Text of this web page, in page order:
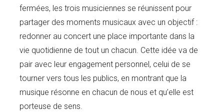
fermées, les trois musiciennes se réunissent pour
partager des moments musicaux avec un objectif :
redonner au concert une place importante dans la
vie quotidienne de tout un chacun. Cette idée va de
pair avec leur engagement personnel, celui de se
tourner vers tous les publics, en montrant que la
musique résonne en chacun de nous et qu’elle est
porteuse de sens.